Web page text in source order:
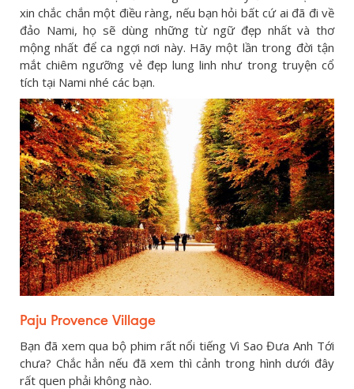
xin chắc chắn một điều ràng, nếu bạn hỏi bất cứ ai đã đi về
đảo Nami, họ sẽ dùng những từ ngữ đẹp nhất và thơ
mộng nhất để ca ngợi nơi này. Hãy một lần trong đời tận
mắt chiêm ngưỡng vẻ đẹp lung linh như trong truyện cổ
tích tại Nami nhé các bạn.
Paju Provence Village
Bạn đã xem qua bộ phim rất nổi tiếng Vì Sao Đưa Anh Tới
chưa? Chắc hẳn nếu đã xem thì cảnh trong hình dưới đây
rất quen phải không nào.